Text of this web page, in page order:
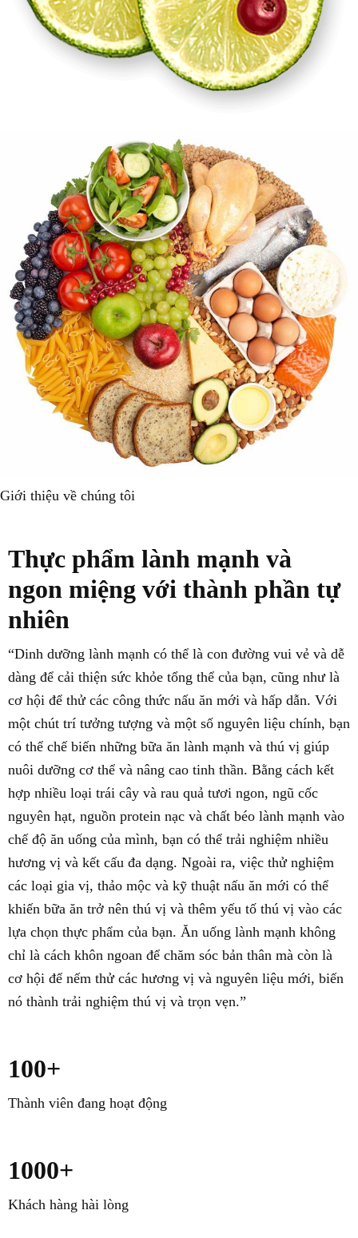
Giới thiệu về chúng tôi
Thực phẩm lành mạnh và
ngon miệng với thành phần tự
nhiên
“Dinh dưỡng lành mạnh có thể là con đường vui vẻ và dễ
dàng để cải thiện sức khỏe tổng thể của bạn, cũng như là
cơ hội để thử các công thức nấu ăn mới và hấp dẫn. Với
một chút trí tưởng tượng và một số nguyên liệu chính, bạn
có thể chế biến những bữa ăn lành mạnh và thú vị giúp
nuôi dưỡng cơ thể và nâng cao tinh thần. Bằng cách kết
hợp nhiều loại trái cây và rau quả tươi ngon, ngũ cốc
nguyên hạt, nguồn protein nạc và chất béo lành mạnh vào
chế độ ăn uống của mình, bạn có thể trải nghiệm nhiều
hương vị và kết cấu đa dạng. Ngoài ra, việc thử nghiệm
các loại gia vị, thảo mộc và kỹ thuật nấu ăn mới có thể
khiến bữa ăn trở nên thú vị và thêm yếu tố thú vị vào các
lựa chọn thực phẩm của bạn. Ăn uống lành mạnh không
chỉ là cách khôn ngoan để chăm sóc bản thân mà còn là
cơ hội để nếm thử các hương vị và nguyên liệu mới, biến
nó thành trải nghiệm thú vị và trọn vẹn.”
100+
Thành viên đang hoạt động
1000+
Khách hàng hài lòng